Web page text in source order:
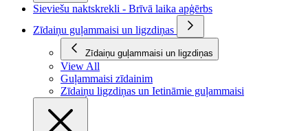
Sieviešu naktskrekli - Brīvā laika apģērbs
Zīdaiņu guļammaisi un ligzdiņas
Zīdaiņu guļammaisi un ligzdiņas
View All
Guļammaisi zīdainim
Zīdaiņu ligzdiņas un Ietināmie guļammaisi